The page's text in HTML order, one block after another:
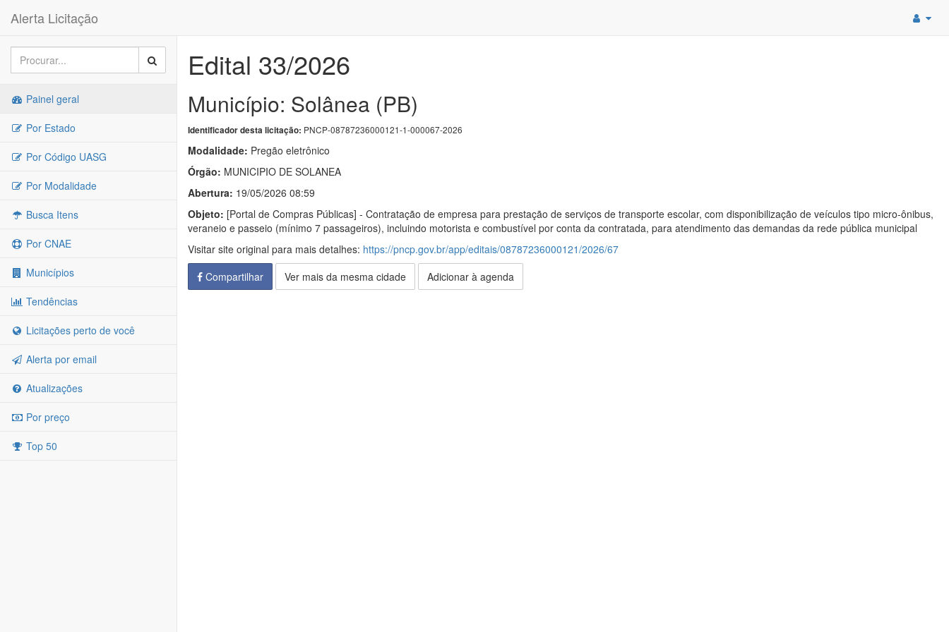
Alerta Licitação
Painel geral
Por Estado
Por Código UASG
Por Modalidade
Busca Itens
Por CNAE
Municípios
Tendências
Licitações perto de você
Alerta por email
Atualizações
Por preço
Top 50
Edital 33/2026
Município: Solânea (PB)
Identificador desta licitação: PNCP-08787236000121-1-000067-2026
Modalidade: Pregão eletrônico
Órgão: MUNICIPIO DE SOLANEA
Abertura: 19/05/2026 08:59
Objeto: [Portal de Compras Públicas] - Contratação de empresa para prestação de serviços de transporte escolar, com disponibilização de veículos tipo micro-ônibus,
veraneio e passeio (mínimo 7 passageiros), incluindo motorista e combustível por conta da contratada, para atendimento das demandas da rede pública municipal
Visitar site original para mais detalhes: https://pncp.gov.br/app/editais/08787236000121/2026/67
Compartilhar
Ver mais da mesma cidade Adicionar à agenda